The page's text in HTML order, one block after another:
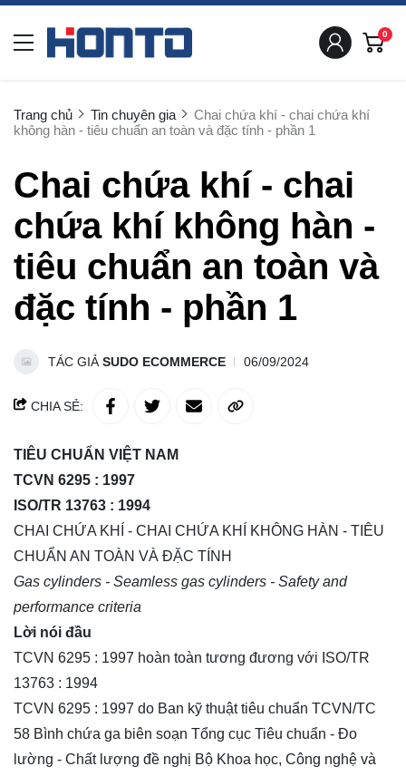
0
Trang chủ Tin chuyên gia
Chai chứa khí - chai chứa khí
không hàn - tiêu chuẩn an toàn và đặc tính - phần 1
Chai chứa khí - chai
chứa khí không hàn -
tiêu chuẩn an toàn và
đặc tính - phần 1
TÁC GIẢ SUDO ECOMMERCE 06/09/2024
CHIA SẺ:
TIÊU CHUẨN VIỆT NAM
TCVN 6295 : 1997
ISO/TR 13763 : 1994
CHAI CHỨA KHÍ - CHAI CHỨA KHÍ KHÔNG HÀN - TIÊU
CHUẨN AN TOÀN VÀ ĐẶC TÍNH
Gas cylinders - Seamless gas cylinders - Safety and
performance criteria
Lời nói đầu
TCVN 6295 : 1997 hoàn toàn tương đương với ISO/TR
13763 : 1994
TCVN 6295 : 1997 do Ban kỹ thuật tiêu chuẩn TCVN/TC
58 Bình chứa ga biên soạn Tổng cục Tiêu chuẩn - Đo
lường - Chất lượng đề nghị Bộ Khoa học, Công nghệ và